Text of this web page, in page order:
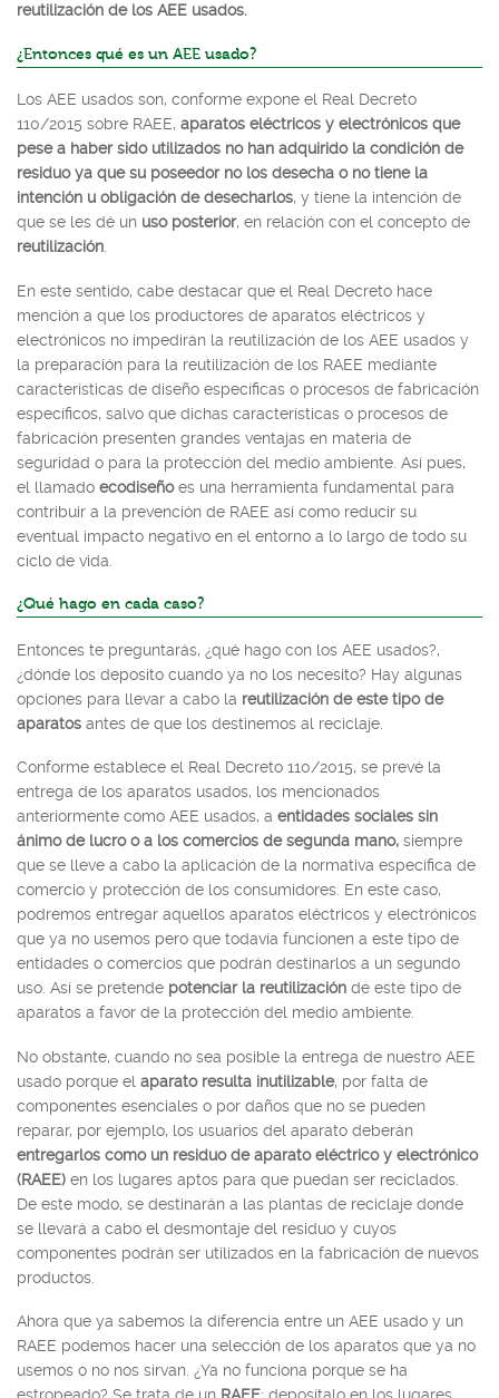
reutilización de los AEE usados.
¿Entonces qué es un AEE usado?
Los AEE usados son, conforme expone el Real Decreto
110/2015 sobre RAEE, aparatos eléctricos y electrónicos que
pese a haber sido utilizados no han adquirido la condición de
residuo ya que su poseedor no los desecha o no tiene la
intención u obligación de desecharlos, y tiene la intención de
que se les dé un uso posterior, en relación con el concepto de
reutilización
En este sentido, cabe destacar que el Real Decreto hace
mención a que los productores de aparatos eléctricos y
electrónicos no impedirán la reutilización de los AEE usados y
la preparación para la reutilización de los RAEE mediante
características de diseño específicas o procesos de fabricación
específicos, salvo que dichas características o procesos de
fabricación presenten grandes ventajas en materia de
seguridad o para la protección del medio ambiente. Así pues,
el llamado ecodiseñoes una herramienta fundamental para
contribuir a la prevención de RAEE así como reducir su
eventual impacto negativo en el entorno a lo largo de todo su
ciclo de vida.
¿Qué hago en cada caso?
Entonces te preguntarás, ¿qué hago con los AEE usados?,
¿dónde los deposito cuando ya no los necesito? Hay algunas
opciones para llevar a cabo la reutilización de este tipo de
aparatos antes de que los destinemos al reciclaje.
Conforme establece el Real Decreto 110/2015, se prevé la
entrega de los aparatos usados, los mencionados
anteriormente como AEE usados, a entidades sociales sin
ánimo de lucro o a los comercios de segunda mano, siempre
que se lleve a cabo la aplicación de la normativa específica de
comercio y protección de los consumidores. En este caso,
podremos entregar aquellos aparatos eléctricos y electrónicos
que ya no usemos pero que todavía funcionen a este tipo de
entidades o comercios que podrán destinarlos a un segundo
uso. Así se pretende potenciar la reutilización de este tipo de
aparatos a favor de la protección del medio ambiente.
No obstante, cuando no sea posible la entrega de nuestro AEE
usado porque el aparato resulta inutilizable, por falta de
componentes esenciales o por daños que no se pueden
reparar, por ejemplo, los usuarios del aparato deberán
entregarlos como un residuo de aparato eléctrico y electrónico
(RAEE) en los lugares aptos para que puedan ser reciclados.
De este modo, se destinarán a las plantas de reciclaje donde
se llevará a cabo el desmontaje del residuo y cuyos
componentes podrán ser utilizados en la fabricación de nuevos
productos.
Ahora que ya sabemos la diferencia entre un AEE usado y un
RAEE podemos hacer una selección de los aparatos que ya no
usemos o no nos sirvan. ¿Ya no funciona porque se ha